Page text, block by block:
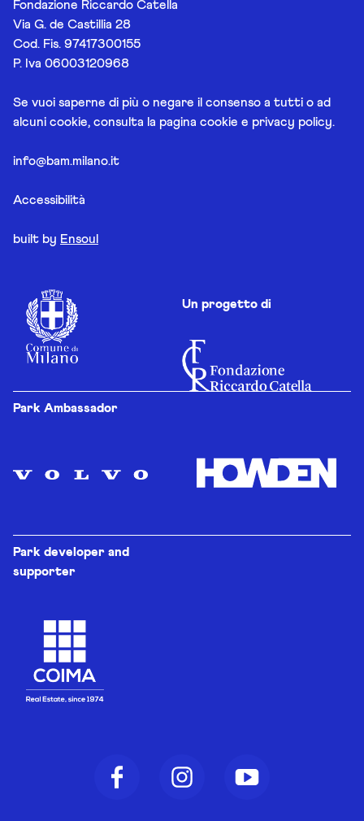
Fondazione Riccardo Catella
Via G. de Castillia 28
Cod. Fis. 97417300155
P. Iva 06003120968
Se vuoi saperne di più o negare il consenso a tutti o ad
alcuni cookie, consulta la pagina cookie e privacy policy.
info@bam.milano.it
Accessibilità
built by Ensoul
Un progetto di
Park Ambassador
Park developer and
supporter